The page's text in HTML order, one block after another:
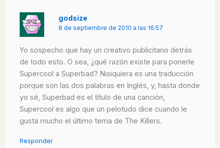
godsize
8 de septiembre de 2010 a las 16:57
Yo sospecho que hay un creativo publicitario detrás
de todo esto. O sea, ¿qué razón existe para ponerle
Supercool a Superbad? Nisiquiera es una traducción
porque son las dos palabras en Inglés, y, hasta donde
yo sé, Superbad es el título de una canción,
Supercool es algo que un pelotudo dice cuando le
gusta mucho el último tema de The Killers.
Responder